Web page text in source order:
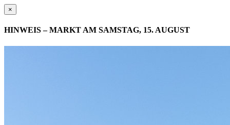
×
HINWEIS – MARKT AM SAMSTAG, 15. AUGUST